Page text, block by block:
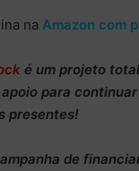
na Amazon com
é um projeto
para continuar
presentes!
de